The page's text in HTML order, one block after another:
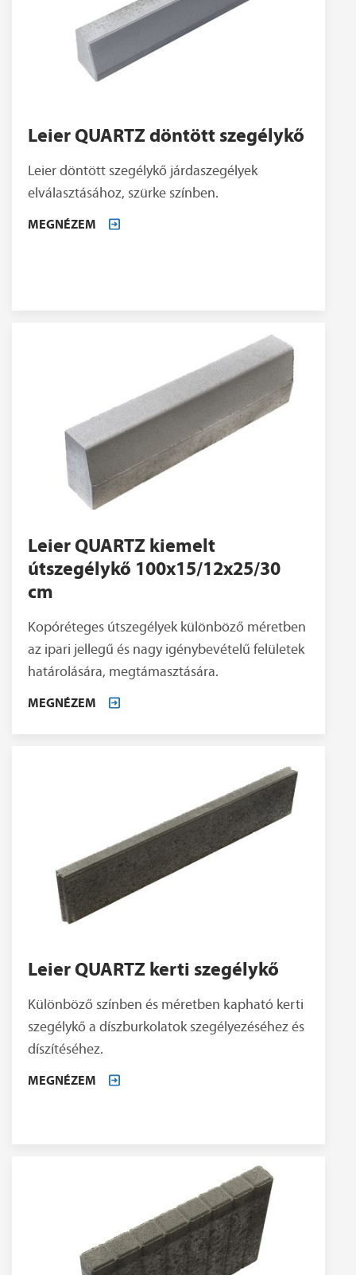
Leier QUARTZ döntött szegélykő
Leier döntött szegélykő járdaszegélyek
elválasztásához, szürke színben.
MEGNÉZEM
Leier QUARTZ kiemelt
útszegélykő 100x15/12x25/30
cm
Kopóréteges útszegélyek különböző méretben
az ipari jellegű és nagy igénybevételű felületek
határolására, megtámasztására.
MEGNÉZEM
Leier QUARTZ kerti szegélykő
Különböző színben és méretben kapható kerti
szegélykő a díszburkolatok szegélyezéséhez és
díszítéséhez.
MEGNÉZEM